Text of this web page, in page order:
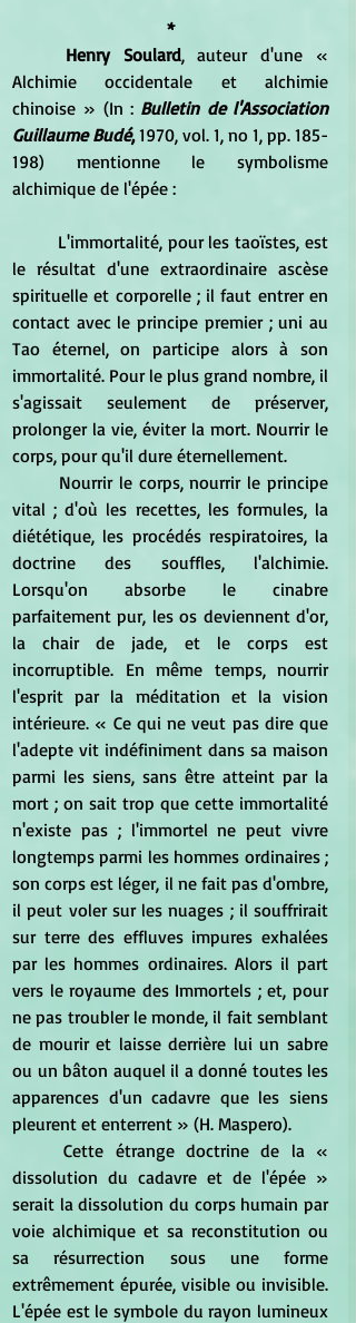
*
Henry Soulard, auteur d'une «
Alchimie occidentale et alchimie
chinoise » (In : Bulletin de l'Association
Guillaume Budé, 1970, vol. 1, no 1, pp. 185-
198) mentionne le symbolisme
alchimique de l'épée :
le résultat d'une extraordinaire ascèse
spirituelle et corporelle ; il faut entrer en
contact avec le principe premier ; uni au
Tao éternel, on participe alors à son
immortalité. Pour le plus grand nombre, il
s'agissait seulement de préserver,
prolonger la vie, éviter la mort. Nourrir le
corps, pour qu'il dure éternellement.
vital ; d'où les recettes, les formules, la
diététique, les procédés respiratoires, la
doctrine des souffles, l'alchimie.
Lorsqu'on absorbe le cinabre
parfaitement pur, les os deviennent d'or,
la chair de jade, et le corps est
incorruptible. En même temps, nourrir
l'esprit par la méditation et la vision
intérieure. « Ce qui ne veut pas dire que
l'adepte vit indéfiniment dans sa maison
parmi les siens, sans être atteint par la
mort ; on sait trop que cette immortalité
n'existe pas ; l'immortel ne peut vivre
longtemps parmi les hommes ordinaires ;
son corps est léger, il ne fait pas d'ombre,
il peut voler sur les nuages ; il souffrirait
sur terre des effluves impures exhalées
par les hommes ordinaires. Alors il part
vers le royaume des Immortels ; et, pour
ne pas troubler le monde, il fait semblant
de mourir et laisse derrière lui un sabre
ou un bâton auquel il a donné toutes les
apparences d'un cadavre que les siens
pleurent et enterrent » (H. Maspero).
	Cette étrange doctrine de la «
dissolution du cadavre et de l'épée »
serait la dissolution du corps humain par
voie alchimique et sa reconstitution ou
sa résurrection sous une forme
extrêmement épurée, visible ou invisible.
L'épée est le symbole du rayon lumineux